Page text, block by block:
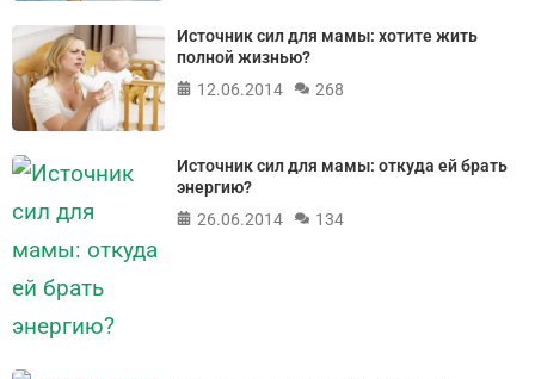
Источник сил для мамы: хотите жить
полной жизнью?
12.06.2014
268
Источник сил для мамы: откуда ей брать
энергию?
26.06.2014
134